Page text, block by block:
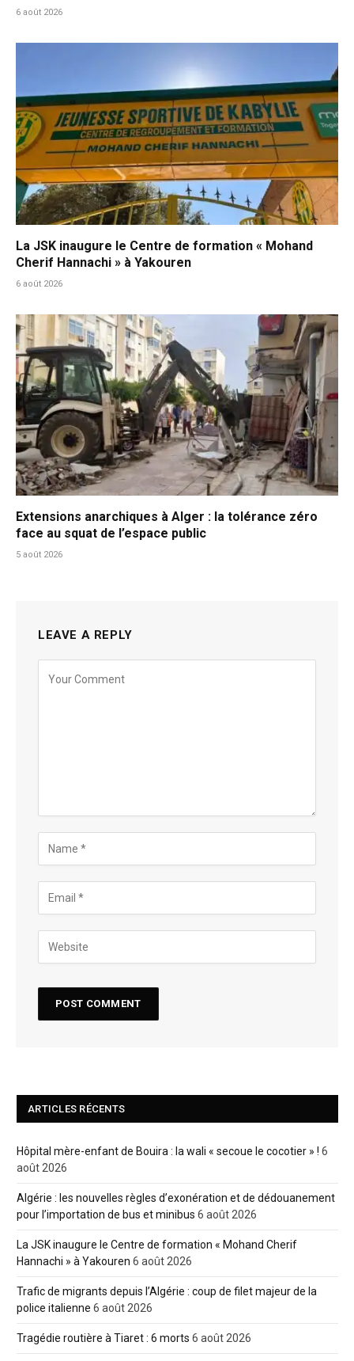
6 août 2026
La JSK inaugure le Centre de formation « Mohand
Cherif Hannachi » à Yakouren
6 août 2026
Extensions anarchiques à Alger : la tolérance zéro
face au squat de l’espace public
5 août 2026
LEAVE A REPLY
ARTICLES RÉCENTS
Hôpital mère-enfant de Bouira : la wali « secoue le cocotier » ! 6
août 2026
Algérie : les nouvelles règles d’exonération et de dédouanement
pour l’importation de bus et minibus 6 août 2026
La JSK inaugure le Centre de formation « Mohand Cherif
Hannachi » à Yakouren 6 août 2026
Trafic de migrants depuis l’Algérie : coup de filet majeur de la
police italienne 6 août 2026
Tragédie routière à Tiaret : 6 morts 6 août 2026